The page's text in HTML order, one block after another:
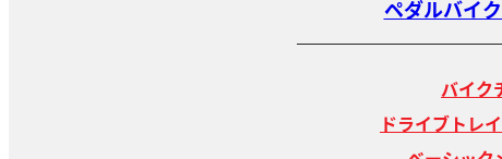
ペダルバイ
バイク
ドライブトレ